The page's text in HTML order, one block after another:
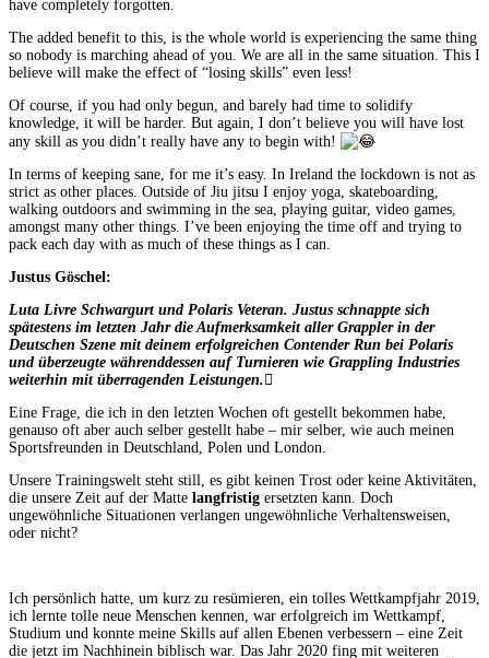
have completely forgotten.
The added benefit to this, is the whole world is experiencing the same thing
so nobody is marching ahead of you. We are all in the same situation. This I
believe will make the effect of “losing skills” even less!
Of course, if you had only begun, and barely had time to solidify
knowledge, it will be harder. But again, I don’t believe you will have lost
any skill as you didn’t really have any to begin with!
In terms of keeping sane, for me it’s easy. In Ireland the lockdown is not as
strict as other places. Outside of Jiu jitsu I enjoy yoga, skateboarding,
walking outdoors and swimming in the sea, playing guitar, video games,
amongst many other things. I’ve been enjoying the time off and trying to
pack each day with as much of these things as I can.
Justus Göschel:
Luta Livre Schwargurt und Polaris Veteran. Justus schnappte sich
spätestens im letzten Jahr die Aufmerksamkeit aller Grappler in der
Deutschen Szene mit deinem erfolgreichen Contender Run bei Polaris
und überzeugte währenddessen auf Turnieren wie Grappling Industries
weiterhin mit überragenden Leistungen.
Eine Frage, die ich in den letzten Wochen oft gestellt bekommen habe,
genauso oft aber auch selber gestellt habe – mir selber, wie auch meinen
Sportsfreunden in Deutschland, Polen und London.
Unsere Trainingswelt steht still, es gibt keinen Trost oder keine Aktivitäten,
die unsere Zeit auf der Matte langfristig ersetzten kann. Doch
ungewöhnliche Situationen verlangen ungewöhnliche Verhaltensweisen,
oder nicht?
Ich persönlich hatte, um kurz zu resümieren, ein tolles Wettkampfjahr 2019,
ich lernte tolle neue Menschen kennen, war erfolgreich im Wettkampf,
Studium und konnte meine Skills auf allen Ebenen verbessern – eine Zeit
die jetzt im Nachhinein biblisch war. Das Jahr 2020 fing mit weiteren